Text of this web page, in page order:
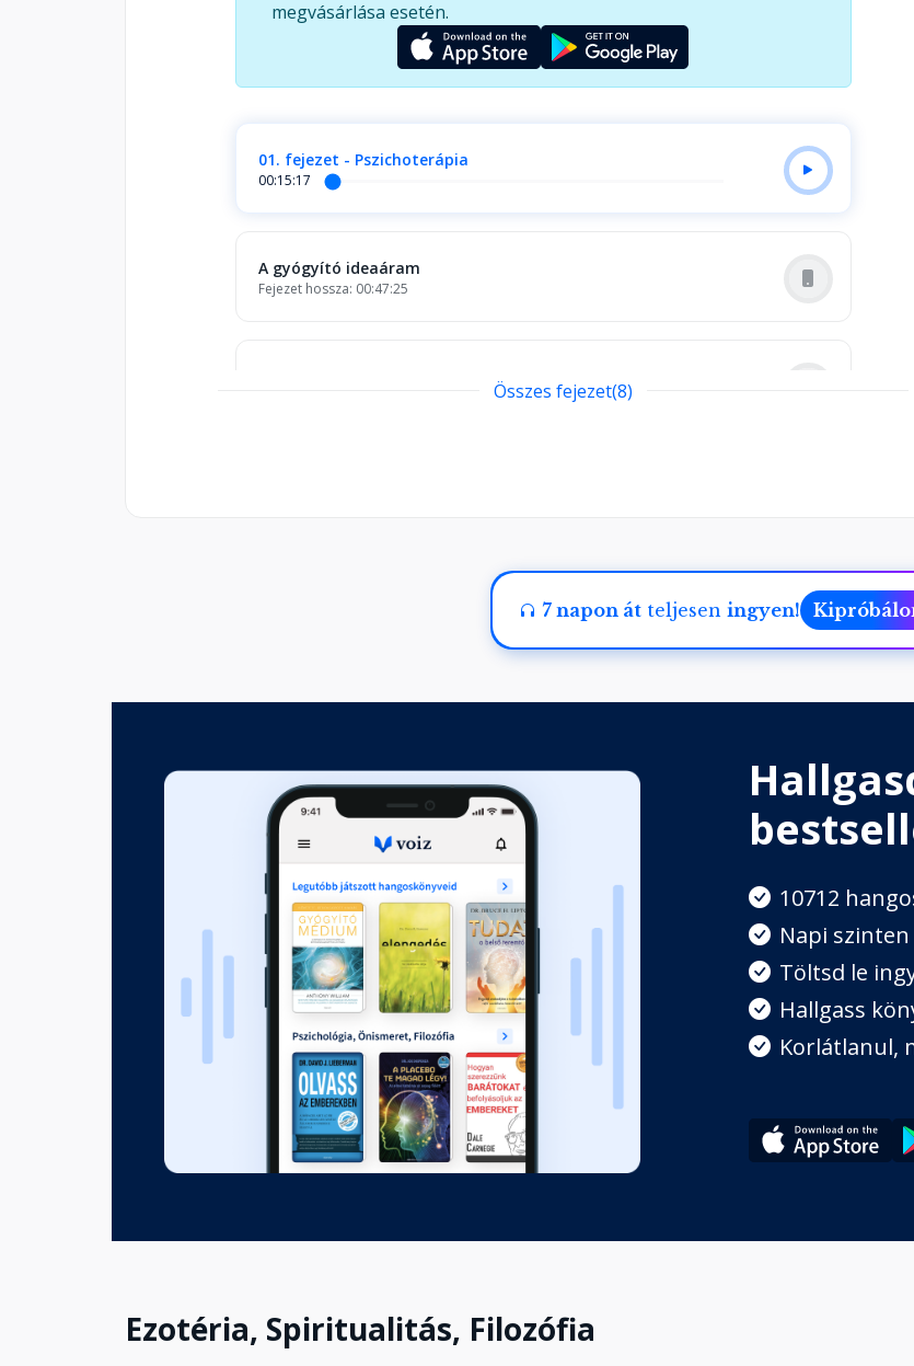
de egyben arra is ösztönöz, hogy ne várjunk kész recepteket, hanem váljunk aktív
résztvevőivé önmagunk gyógyulásának. Nemcsak azoknak szól, akik éppen keresik,
mi bajuk van lelkileg vagy testileg - hanem mindazoknak, akik készek belenézni az
árnyékba, hogy fényt hozzanak oda, ahol eddig csak fájdalom rejtőzött.
megvásárlása esetén.
01. fejezet - Pszichoterápia
00:15:17
A gyógyító ideaáram
Fejezet hossza: 00:47:25
03. fejezet - A drágakövek lelke - Praxis vezérvonal
04. fejezet - A gátlások tudománya
05. fejezet - Az elmeműködés zavarai
Fejezet hossza: 00:28:41
06. fejezet - Orpheusz
Fejezet hossza: 00:29:23
Összes fejezet(8)
7 napon át teljesen ingyen!
10712
Napi
Töltsd le
Hallgass
Korlátlanul,
Ezotéria, Spiritualitás, Filozófia